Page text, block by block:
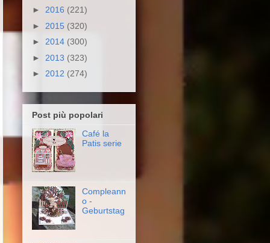
► 2016 (221)
► 2015 (320)
► 2014 (300)
► 2013 (323)
► 2012 (274)
Post più popolari
Café la
Patis serie
Compleann
o -
Geburtstag